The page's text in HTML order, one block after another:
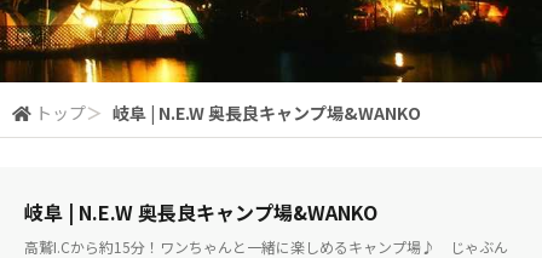
トップ＞ 岐阜 | N.E.W 奥長良キャンプ場&WANKO
岐阜 | N.E.W 奥長良キャンプ場&WANKO
高鷲I.Cから約15分！ワンちゃんと一緒に楽しめるキャンプ場♪ じゃぶん